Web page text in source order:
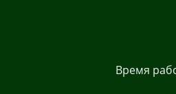
Время